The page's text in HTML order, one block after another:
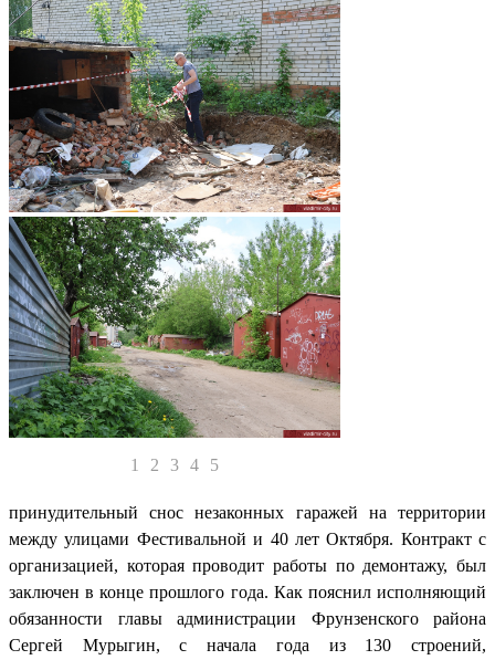
1 2 3 4 5
принудительный снос незаконных гаражей на территории
между улицами Фестивальной и 40 лет Октября. Контракт с
организацией, которая проводит работы по демонтажу, был
заключен в конце прошлого года. Как пояснил исполняющий
обязанности главы администрации Фрунзенского района
Сергей Мурыгин, с начала года из 130 строений,